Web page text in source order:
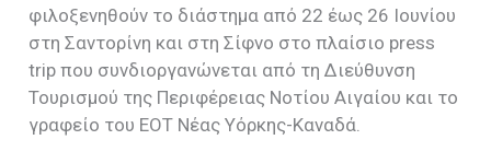
φιλοξενηθούν το διάστημα από 22 έως 26 Ιουνίου
στη Σαντορίνη και στη Σίφνο στο πλαίσιο press
trip που συνδιοργανώνεται από τη Διεύθυνση
Τουρισμού της Περιφέρειας Νοτίου Αιγαίου και το
γραφείο του ΕΟΤ Νέας Υόρκης-Καναδά.